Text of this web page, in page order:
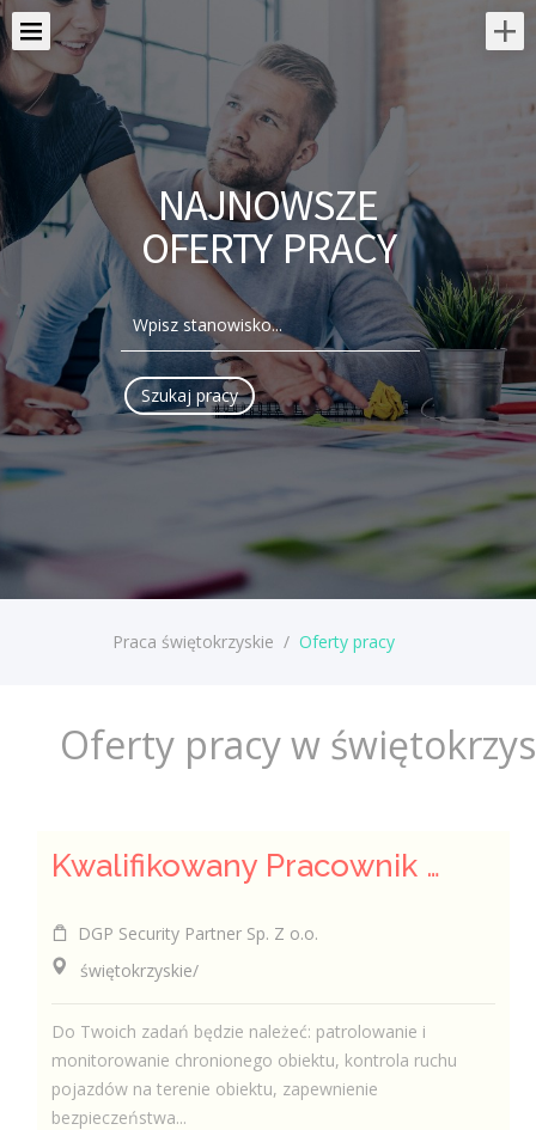
NAJNOWSZE
OFERTY PRACY
Praca świętokrzyskie / Oferty pracy
Oferty pracy w
Kwalifikowany Pracownik / Kwalifikowana Pracowniczka Ochrony
DGP Security Partner Sp. Z o.o.
świętokrzyskie/
Do Twoich zadań będzie należeć: patrolowanie i
monitorowanie chronionego obiektu, kontrola ruchu
pojazdów na terenie obiektu, zapewnienie
bezpieczeństwa...